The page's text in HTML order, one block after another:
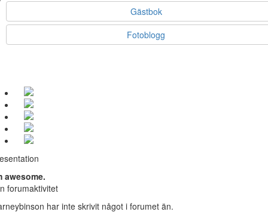
Gästbok
Fotoblogg
awesome.
forumaktivitet
har inte skrivit något i forumet än.